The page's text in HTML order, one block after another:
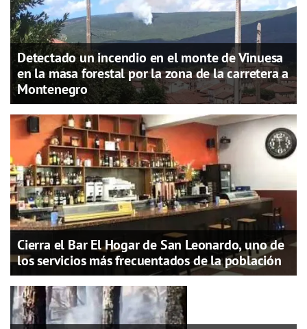
Detectado un incendio en el monte de Vinuesa
en la masa forestal por la zona de la carretera a
Montenegro
Cierra el Bar El Hogar de San Leonardo, uno de
los servicios más frecuentados de la población